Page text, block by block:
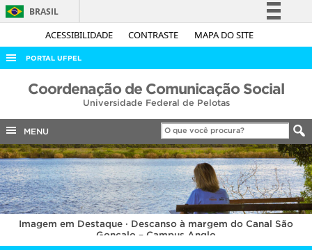
ACESSIBILIDADE CONTRASTE MAPA DO SITE
BRASIL
Simplifique!
Acesso à informação
Legislação
Canais
PORTAL UFPEL
ACESSO À INFORMAÇÃO
COBALTO
CONCURSOS
EDITAIS
INTERNACIONAL
OUVIDORIA
PORTARIAS
Coordenação de Comunicação Social
Universidade Federal de Pelotas
MENU
Imagem em Destaque · Descanso à margem do Canal São
Gonçalo – Campus Anglo